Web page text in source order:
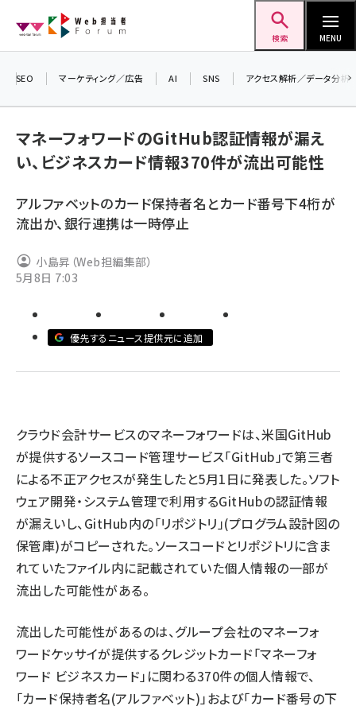
ン
検索 MENU
ai (2807)
note (2312)
z世代 (1622)
SEO マーケティング／広告 AI SNS アクセス解析／データ分析
マネーフォワードのGitHub認証情報が漏え
い、ビジネスカード情報370件が流出可能性
アルファベットのカード保持者名とカード番号下4桁が
流出か、銀行連携は一時停止
小島昇（Web担編集部）
5月8日 7:03
優先するニュース提供元に追加
クラウド会計サービスのマネーフォワードは、米国GitHub
が提供するソースコード管理サービス「GitHub」で第三者
による不正アクセスが発生したと5月1日に発表した。ソフト
ウェア開発・システム管理で利用するGitHubの認証情報
が漏えいし、GitHub内の「リポジトリ」(プログラム設計図の
保管庫)がコピーされた。ソースコードとリポジトリに含ま
れていたファイル内に記載されていた個人情報の一部が
流出した可能性がある。
流出した可能性があるのは、グループ会社のマネーフォ
ワードケッサイが提供するクレジットカード「マネーフォ
ワード ビジネスカード」に関わる370件の個人情報で、
「カード保持者名(アルファベット)」および「カード番号の下